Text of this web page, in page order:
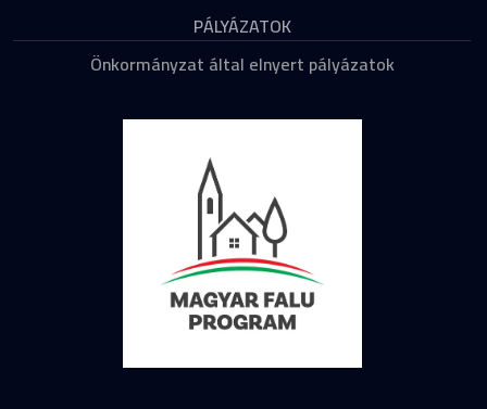
PÁLYÁZATOK
Önkormányzat által elnyert pályázatok